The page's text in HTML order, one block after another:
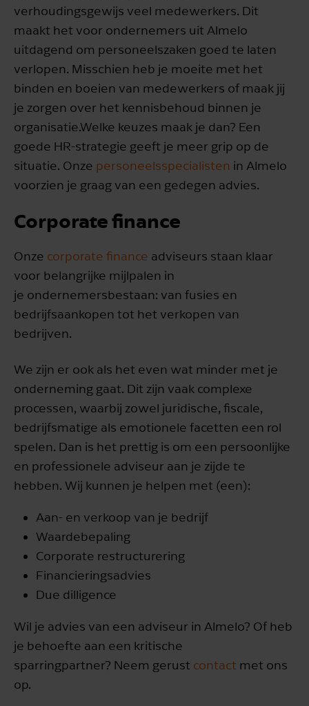
verhoudingsgewijs veel medewerkers. Dit
maakt het voor ondernemers uit Almelo
uitdagend om personeelszaken goed te laten
verlopen. Misschien heb je moeite met het
binden en boeien van medewerkers of maak jij
je zorgen over het kennisbehoud binnen je
organisatie.Welke keuzes maak je dan? Een
goede HR-strategie geeft je meer grip op de
situatie. Onze personeelsspecialisten in Almelo
voorzien je graag van een gedegen advies.
Corporate finance
Onze corporate finance adviseurs staan klaar
voor belangrijke mijlpalen in
je ondernemersbestaan: van fusies en
bedrijfsaankopen tot het verkopen van
bedrijven.
We zijn er ook als het even wat minder met je
onderneming gaat. Dit zijn vaak complexe
processen, waarbij zowel juridische, fiscale,
bedrijfsmatige als emotionele facetten een rol
spelen. Dan is het prettig is om een persoonlijke
en professionele adviseur aan je zijde te
hebben. Wij kunnen je helpen met (een):
Aan- en verkoop van je bedrijf
Waardebepaling
Corporate restructurering
Financieringsadvies
Due dilligence
Wil je advies van een adviseur in Almelo? Of heb
je behoefte aan een kritische
sparringpartner? Neem gerust contact met ons
op.